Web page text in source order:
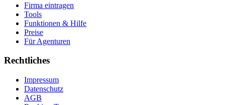
Firma eintragen
Tools
Funktionen & Hilfe
Preise
Für Agenturen
Rechtliches
Impressum
Datenschutz
AGB